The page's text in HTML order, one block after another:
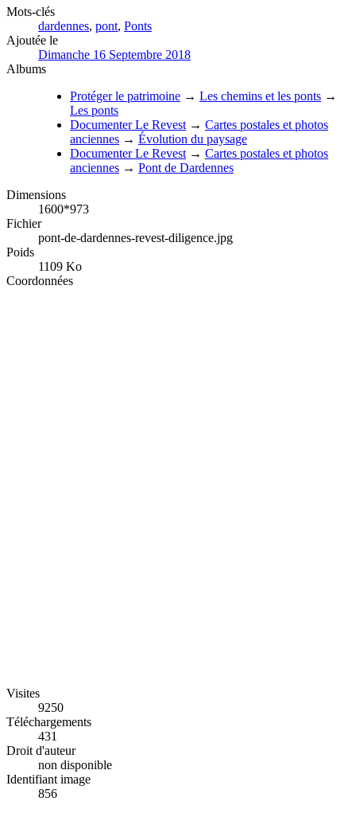
Mots-clés
dardennes, pont, Ponts
Ajoutée le
Dimanche 16 Septembre 2018
Albums
Protéger le patrimoine → Les chemins et les ponts →
Les ponts
Documenter Le Revest → Cartes postales et photos
anciennes → Évolution du paysage
Documenter Le Revest → Cartes postales et photos
anciennes → Pont de Dardennes
Dimensions
1600*973
Fichier
pont-de-dardennes-revest-diligence.jpg
Poids
1109 Ko
Coordonnées
Visites
9250
Téléchargements
431
Droit d'auteur
non disponible
Identifiant image
856